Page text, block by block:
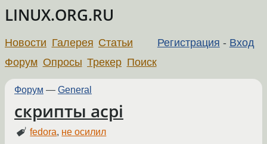
LINUX.ORG.RU
Регистрация - Вход
Новости Галерея Статьи
Форум Опросы Трекер Поиск
Форум — General
скрипты acpi
fedora, не осилил